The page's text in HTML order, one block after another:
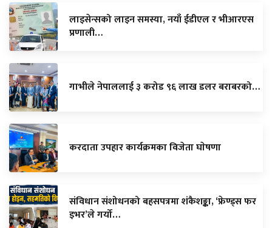
लाइसेन्सको लाइन समस्या, नयाँ ईडीएल र भीआरएस
प्रणाली…
गाभीले नेपाललाई ३ करोड ९६ लाख डलर बराबरको…
करदाता उपहार कार्यक्रमका विजेता घाेषणा
संविधान संशोधनको बहसपत्रमा शंकैशङ्का, ‘फ्रेण्ड्स फर
इभर’ले गर्यो…